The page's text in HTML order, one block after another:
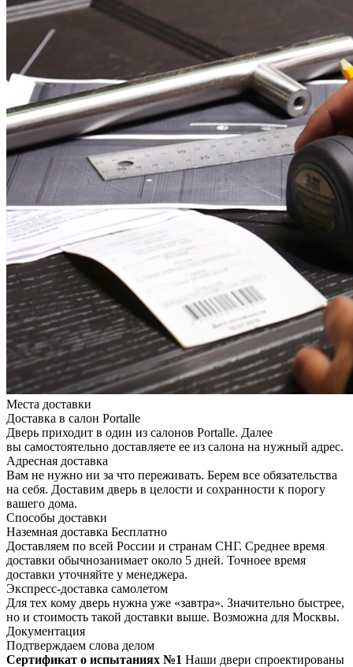
Места доставки
Доставка в салон Portalle
Дверь приходит в один из салонов Portalle. Далее
вы самостоятельно доставляете ее из салона на нужный адрес.
Адресная доставка
Вам не нужно ни за что переживать. Берем все обязательства
на себя. Доставим дверь в целости и сохранности к порогу
вашего дома.
Способы доставки
Наземная доставка Бесплатно
Доставляем по всей России и странам СНГ. Среднее время
доставки обычнозанимает около 5 дней. Точноее время
доставки уточняйте у менеджера.
Экспресс-доставка самолетом
Для тех кому дверь нужна уже «завтра». Значительно быстрее,
но и стоимость такой доставки выше. Возможна для Москвы.
Документация
Подтверждаем слова делом
Сертификат о испытаниях №1 Наши двери спроектированы